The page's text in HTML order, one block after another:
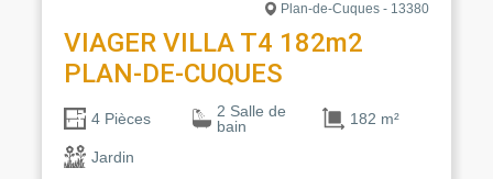
Plan-de-Cuques - 13380
VIAGER VILLA T4 182m2
PLAN-DE-CUQUES
4 Pièces
2 Salle de
bain
182 m²
Jardin